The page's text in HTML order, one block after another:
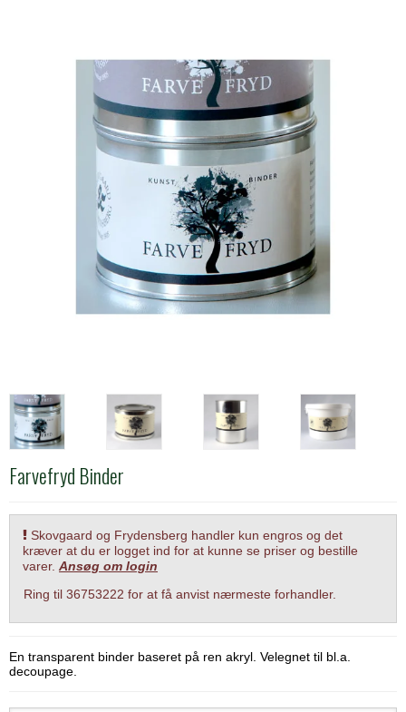
Farvefryd Binder
Skovgaard og Frydensberg handler kun engros og det
kræver at du er logget ind for at kunne se priser og bestille
varer. Ansøg om login
Ring til 36753222 for at få anvist nærmeste forhandler.
En transparent binder baseret på ren akryl. Velegnet til bl.a.
decoupage.